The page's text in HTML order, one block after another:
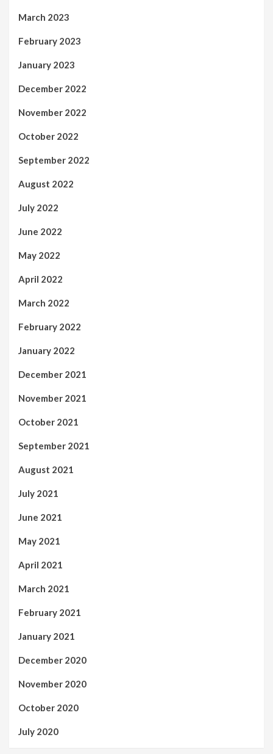
March 2023
February 2023
January 2023
December 2022
November 2022
October 2022
September 2022
August 2022
July 2022
June 2022
May 2022
April 2022
March 2022
February 2022
January 2022
December 2021
November 2021
October 2021
September 2021
August 2021
July 2021
June 2021
May 2021
April 2021
March 2021
February 2021
January 2021
December 2020
November 2020
October 2020
July 2020